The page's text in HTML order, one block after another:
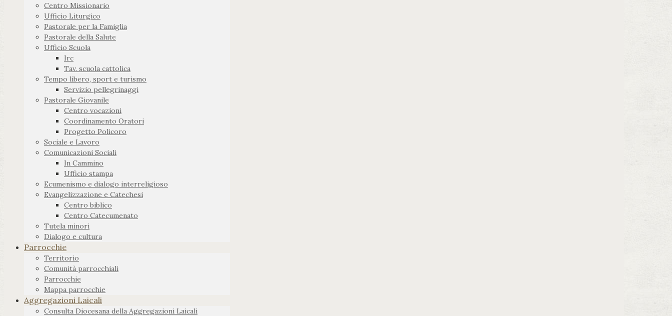
Centro Missionario
Ufficio Liturgico
Pastorale per la Famiglia
Pastorale della Salute
Ufficio Scuola
Irc
Tav. scuola cattolica
Tempo libero, sport e turismo
Servizio pellegrinaggi
Pastorale Giovanile
Centro vocazioni
Coordinamento Oratori
Progetto Policoro
Sociale e Lavoro
Comunicazioni Sociali
In Cammino
Ufficio stampa
Ecumenismo e dialogo interreligioso
Evangelizzazione e Catechesi
Centro biblico
Centro Catecumenato
Tutela minori
Dialogo e cultura
Parrocchie
Territorio
Comunità parrocchiali
Parrocchie
Mappa parrocchie
Aggregazioni Laicali
Consulta Diocesana della Aggregazioni Laicali